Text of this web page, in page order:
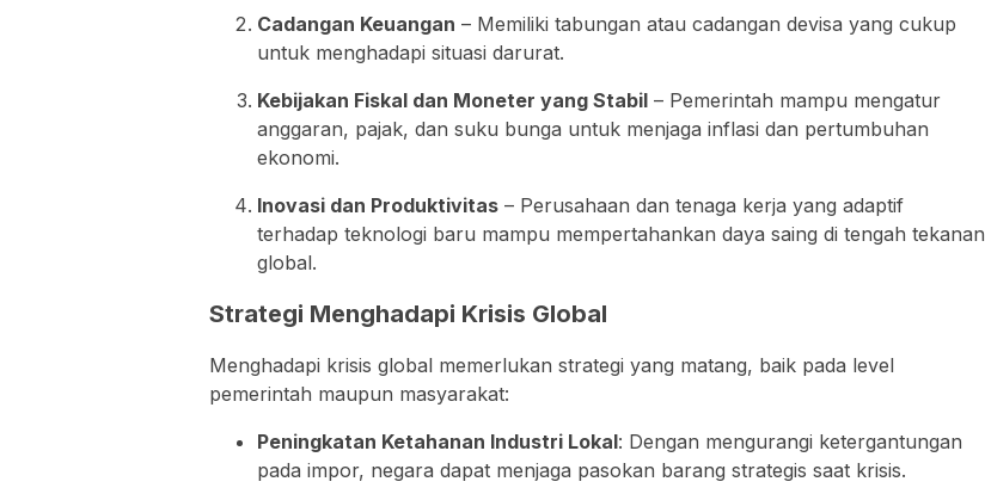
Cadangan Keuangan – Memiliki tabungan atau cadangan devisa yang cukup
untuk menghadapi situasi darurat.
Kebijakan Fiskal dan Moneter yang Stabil – Pemerintah mampu mengatur
anggaran, pajak, dan suku bunga untuk menjaga inflasi dan pertumbuhan
ekonomi.
Inovasi dan Produktivitas – Perusahaan dan tenaga kerja yang adaptif
terhadap teknologi baru mampu mempertahankan daya saing di tengah tekanan
global.
Strategi Menghadapi Krisis Global
Menghadapi krisis global memerlukan strategi yang matang, baik pada level
pemerintah maupun masyarakat:
Peningkatan Ketahanan Industri Lokal: Dengan mengurangi ketergantungan
pada impor, negara dapat menjaga pasokan barang strategis saat krisis.